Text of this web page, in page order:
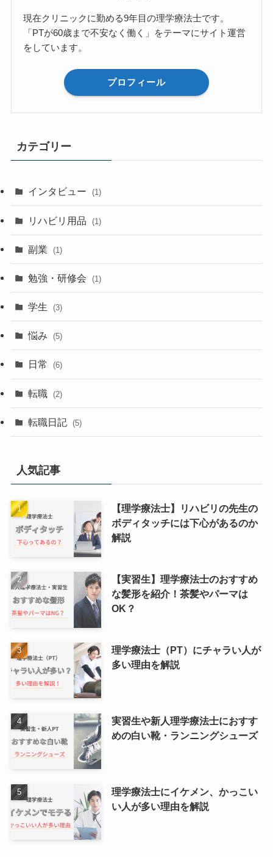
現在クリニックに勤める9年目の理学療法士です。
「PTが60歳まで不安なく働く」をテーマにサイト運営
をしています。
プロフィール
カテゴリー
インタビュー (1)
リハビリ用品 (1)
副業 (1)
勉強・研修会 (1)
学生 (3)
悩み (5)
日常 (6)
転職 (2)
転職日記 (5)
人気記事
【理学療法士】リハビリの先生の
ボディタッチには下心があるのか
解説
【実習生】理学療法士のおすすめ
な髪形を紹介！茶髪やパーマは
OK？
理学療法士（PT）にチャラい人が
多い理由を解説
実習生や新人理学療法士におすす
めの白い靴・ランニングシューズ
理学療法士にイケメン、かっこい
い人が多い理由を解説